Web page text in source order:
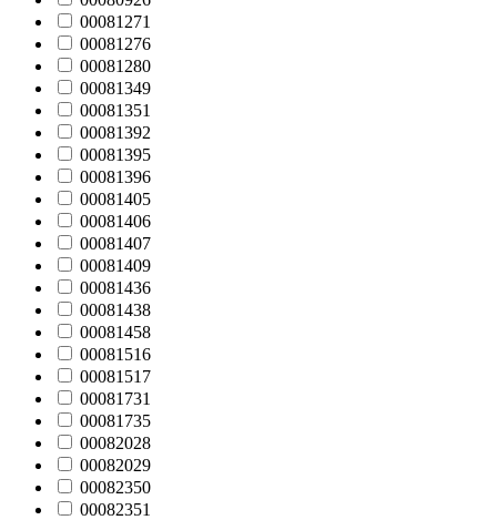
00081271
00081276
00081280
00081349
00081351
00081392
00081395
00081396
00081405
00081406
00081407
00081409
00081436
00081438
00081458
00081516
00081517
00081731
00081735
00082028
00082029
00082350
00082351